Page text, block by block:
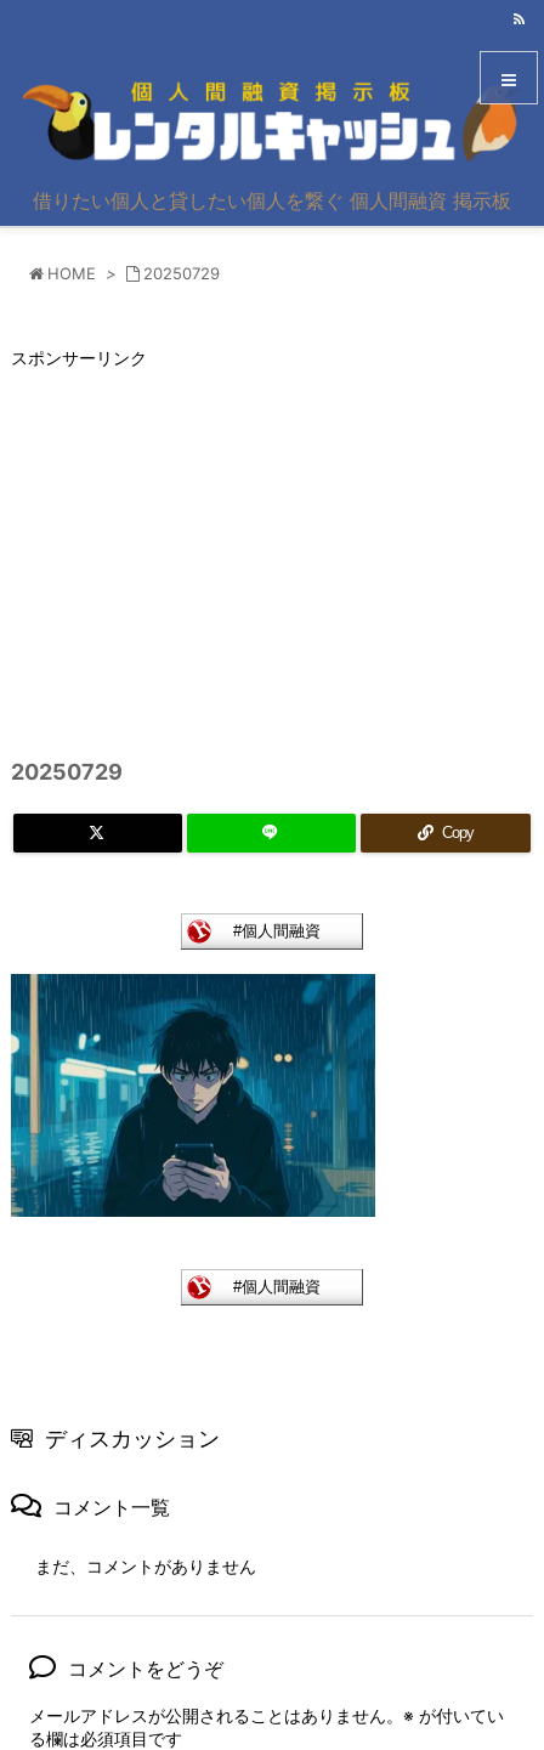
借りたい個人と貸したい個人を繋ぐ 個人間融資 掲示板
HOME > 20250729
スポンサーリンク
20250729
Copy
ディスカッション
コメント一覧
まだ、コメントがありません
コメントをどうぞ
メールアドレスが公開されることはありません。 ※ が付いてい
る欄は必須項目です